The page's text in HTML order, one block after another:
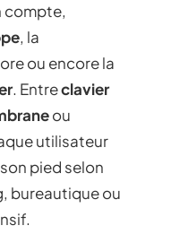
compte,
, la
ou encore la
. Entreclavier
ou
utilisateur
pied selon
bureautique ou